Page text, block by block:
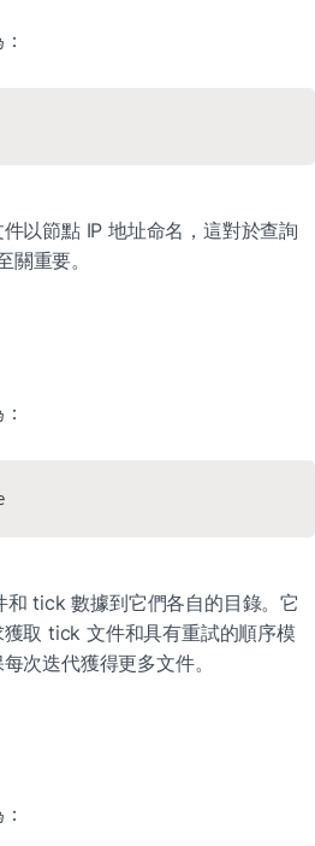
以節點 IP 地址命名，這對於查詢
重要。
tick 數據到它們各自的目錄。它
取 tick 文件和具有重試的順序模
次迭代獲得更多文件。